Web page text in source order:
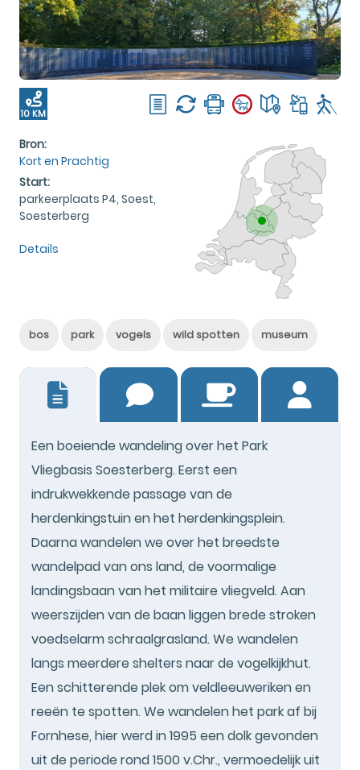
10 KM
Bron:
Kort en Prachtig
Start:
parkeerplaats P4, Soest,
Soesterberg
Details
bos park vogels wild spotten museum
Een boeiende wandeling over het Park
Vliegbasis Soesterberg. Eerst een
indrukwekkende passage van de
herdenkingstuin en het herdenkingsplein.
Daarna wandelen we over het breedste
wandelpad van ons land, de voormalige
landingsbaan van het militaire vliegveld. Aan
weerszijden van de baan liggen brede stroken
voedselarm schraalgrasland. We wandelen
langs meerdere shelters naar de vogelkijkhut.
Een schitterende plek om veldleeuweriken en
reeën te spotten. We wandelen het park af bij
Fornhese, hier werd in 1995 een dolk gevonden
uit de periode rond 1500 v.Chr., vermoedelijk uit